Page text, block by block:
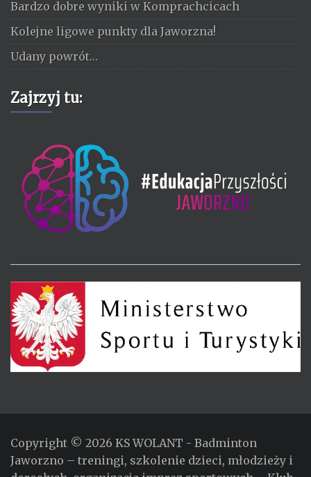
Bardzo dobre wyniki w Komprachcicach
Kolejne ligowe punkty dla Jaworzna!
Udany powrót…
Zajrzyj tu:
Copyright © 2026 KS WOLANT - Badminton
Jaworzno – treningi, szkolenie dzieci, młodzieży i